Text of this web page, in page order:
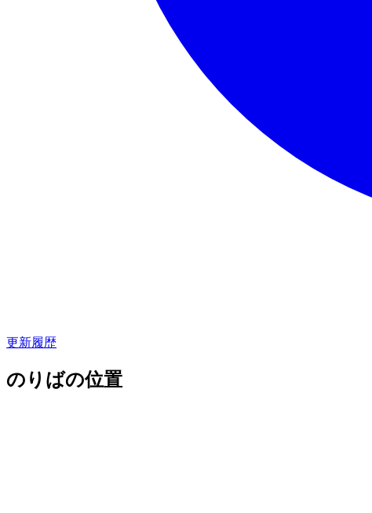
更新履歴
のりばの位置